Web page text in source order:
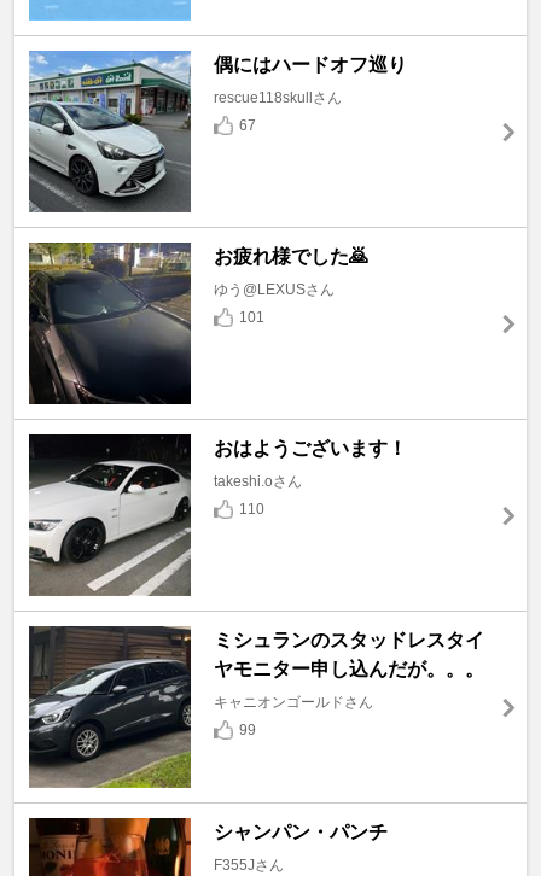
偶にはハードオフ巡り
rescue118skullさん
67
お疲れ様でした🙇
ゆう@LEXUSさん
101
おはようございます！
takeshi.oさん
110
ミシュランのスタッドレスタイ
ヤモニター申し込んだが。。。
キャニオンゴールドさん
99
シャンパン・パンチ
F355Jさん